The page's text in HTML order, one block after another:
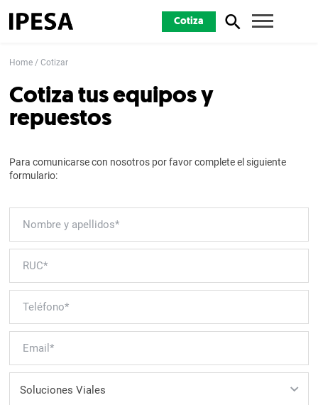
Cotiza
Home Cotizar
Cotiza tus equipos y
repuestos
Para comunicarse con nosotros por favor complete el siguiente
formulario: